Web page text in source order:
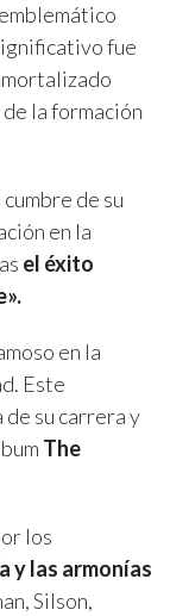
fue
de la formación
de su
en la
el éxito
en la
Este
de su carrera y
The
los
y las armonías
Silson,